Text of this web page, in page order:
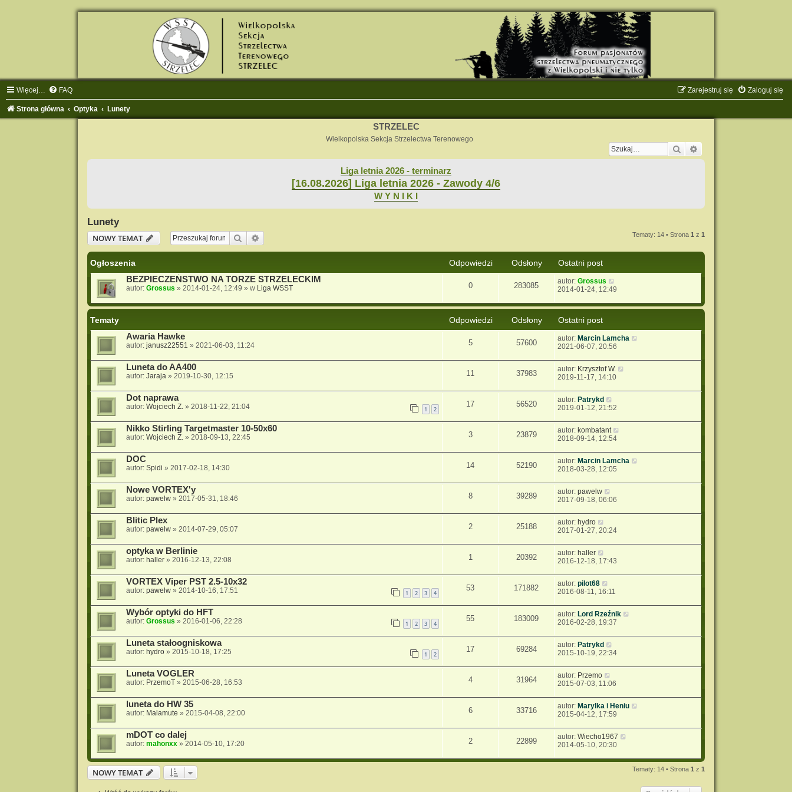
Więcej… FAQ Zaloguj się
Zarejestruj się
Strona główna Optyka Lunety
STRZELEC
Wielkopolska Sekcja Strzelectwa Terenowego
Szukaj
Liga letnia 2026 - terminarz
[16.08.2026] Liga letnia 2026 - Zawody 4/6
W Y N I K I
Lunety
NOWY TEMAT
Szukaj Tematy: 14 • Strona1 z1
Ogłoszenia Odpowiedzi Odsłony
Ostatni post
BEZPIECZEŃSTWO NA TORZE STRZELECKIM
autor: Grossus » 2014-01-24, 12:49 » w Liga WSST 0 283085 autor:Grossus
2014-01-24, 12:49
Tematy Odpowiedzi Odsłony
Ostatni post
Awaria Hawke
autor: janusz22551 » 2021-06-03, 11:24 5 57600 autor:Marcin Lamcha
2021-06-07, 20:56
Luneta do AA400
autor: Jaraja » 2019-10-30, 12:15 11 37983 autor: Krzysztof W.
2019-11-17, 14:10
Dot naprawa
autor: Wojciech Z. » 2018-11-22, 21:04 1 2
17 56520 autor:Patrykd
2019-01-12, 21:52
Nikko Stirling Targetmaster 10-50x60
autor: Wojciech Z. » 2018-09-13, 22:45 3 23879 autor:kombatant
2018-09-14, 12:54
DOC
autor: Spidi » 2017-02-18, 14:30 14 52190 autor:Marcin Lamcha
2018-03-28, 12:05
Nowe VORTEX'y
autor: pawelw» 2017-05-31, 18:46 8 39289 autor:pawelw
2017-09-18, 06:06
Blitic Plex
autor: pawelw» 2014-07-29, 05:07 2 25188 autor:hydro
2017-01-27, 20:24
optyka w Berlinie
autor: haller» 2016-12-13, 22:08 1 20392 autor:haller
2016-12-18, 17:43
VORTEX Viper PST 2.5-10x32
autor: pawelw» 2014-10-16, 17:51 1 2 3 4
53 171882 autor:pilot68
2016-08-11, 16:11
Wybór optyki do HFT
autor: Grossus » 2016-01-06, 22:28 1 2 3 4
55 183009 autor:Lord Rzeźnik
2016-02-28, 19:37
Luneta stałoogniskowa
autor: hydro» 2015-10-18, 17:25 1 2
17 69284 autor:Patrykd
2015-10-19, 22:34
Luneta VOGLER
autor: PrzemoT» 2015-06-28, 16:53 4 31964 autor: Przemo
2015-07-03, 11:06
luneta do HW 35
autor: Malamute » 2015-04-08, 22:00 6 33716 autor:Marylka i Heniu
2015-04-12, 17:59
mDOT co dalej
autor: mahonxx» 2014-05-10, 17:20 2 22899 autor:Wiecho1967
2014-05-10, 20:30
NOWY TEMAT Tematy: 14 • Strona1 z1